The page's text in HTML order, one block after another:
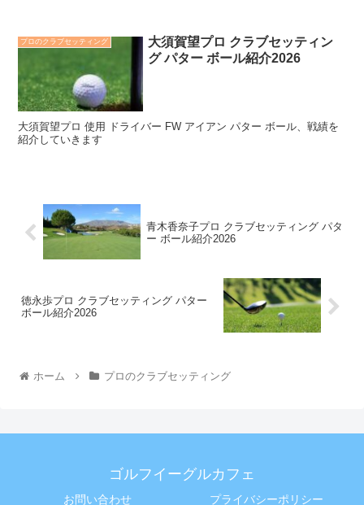
プロのクラブセッティング
大須賀望プロ クラブセッティン
グ パター ボール紹介2026
大須賀望プロ 使用 ドライバー FW アイアン パター ボール、戦績を
紹介していきます
青木香奈子プロ クラブセッティング パタ
ー ボール紹介2026
徳永歩プロ クラブセッティング パター
ボール紹介2026
ホーム プロのクラブセッティング
ゴルフイーグルカフェ
お問い合わせ プライバシーポリシー